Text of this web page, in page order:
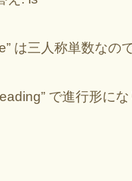
は三人称単数なの
で進行形にな